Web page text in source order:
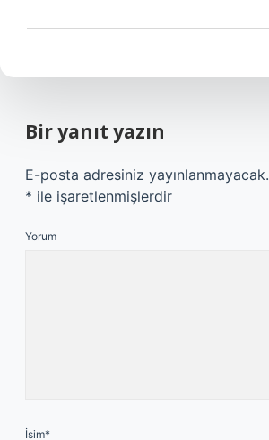
Bir yanıt yazın
E-posta adresiniz yayınlanmayacak.
* ile işaretlenmişlerdir
Yorum
İsim*